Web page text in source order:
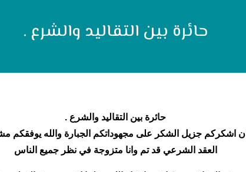
حائرة بين التقاليد والشرع .
حائرة بين التقاليد والشرع .
اشكركم جزيل الشكر على مجهوداتكم الجبارة والله
العقد الشرعي قد تم وانا متزوجة في نظر جميع الناس